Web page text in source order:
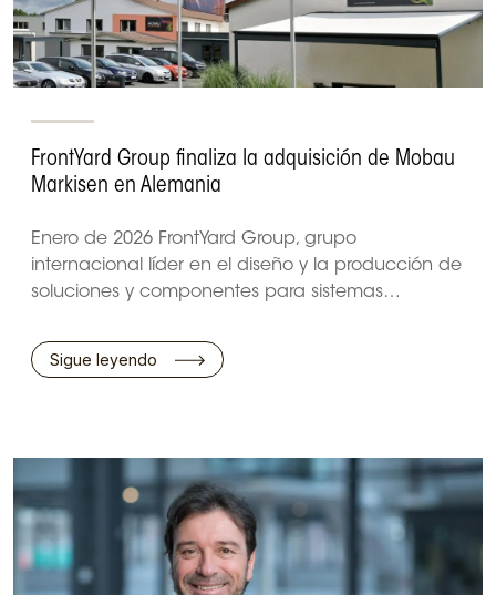
FrontYard Group finaliza la adquisición de Mobau
Markisen en Alemania
Enero de 2026 FrontYard Group, grupo
internacional líder en el diseño y la producción de
soluciones y componentes para sistemas…
Sigue leyendo